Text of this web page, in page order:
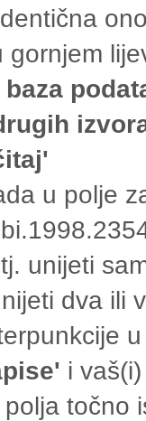
gornjem
u polje
unijeti
dva ili
i
točno